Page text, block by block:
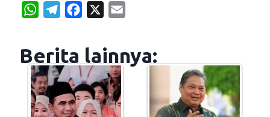
W
t
s
A
p
e
g
r
a
e
b
o
o
i
Berita lainnya: